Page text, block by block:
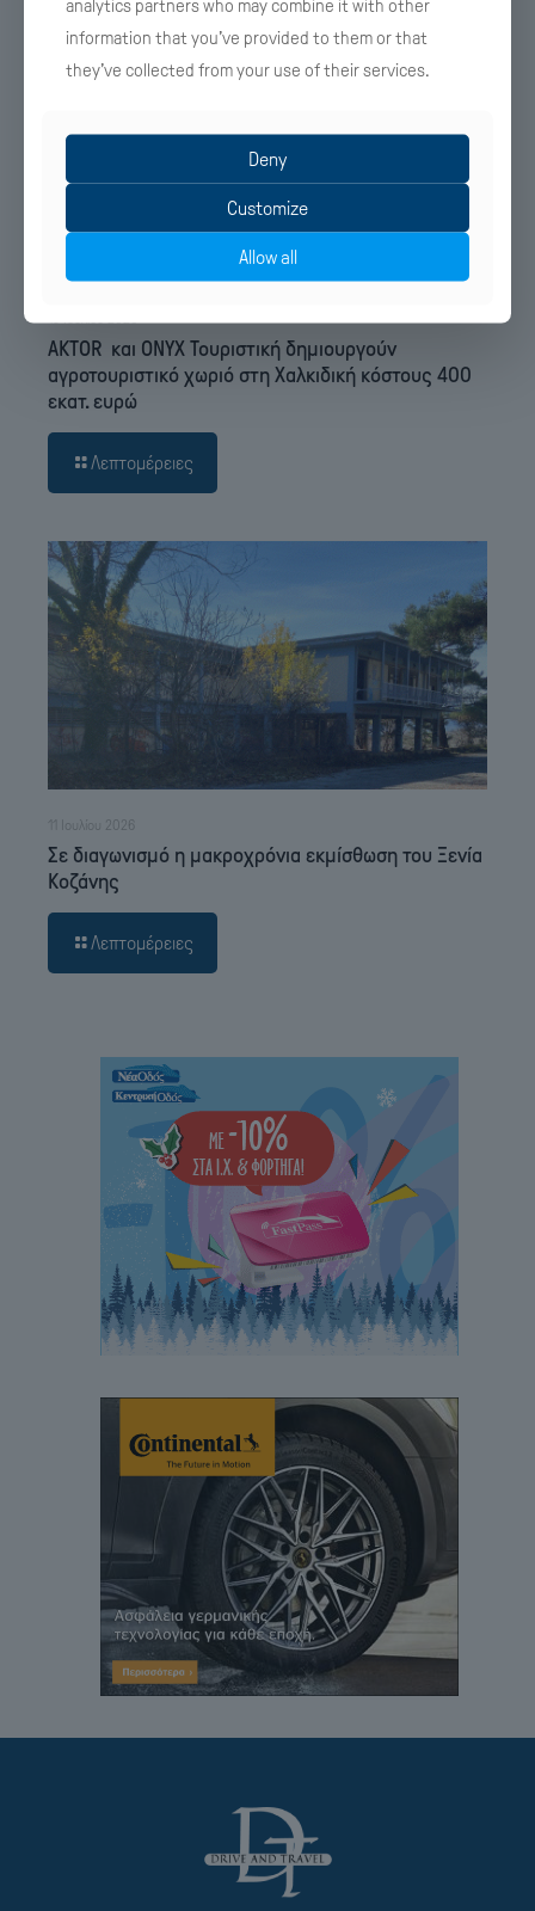
AKTOR και ONYX Τουριστική δημιουργούν
αγροτουριστικό χωριό στη Χαλκιδική κόστους 400
εκατ. ευρώ
Λεπτομέρειες
11 Ιουλίου 2026
Σε διαγωνισμό η μακροχρόνια εκμίσθωση του Ξενία
Κοζάνης
Λεπτομέρειες
analytics partners who may combine it with other
information that you’ve provided to them or that
they’ve collected from your use of their services.
Deny
Customize
Allow all